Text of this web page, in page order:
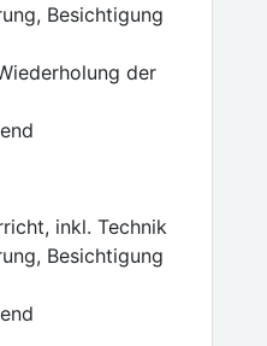
Besichtigung
der
inkl. Technik
Besichtigung